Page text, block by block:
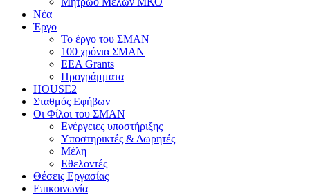
Νέα
Έργο
Το έργο του ΣΜΑΝ
100 χρόνια ΣΜΑΝ
EEA Grants
Προγράμματα
HOUSE2
Σταθμός Εφήβων
Οι Φίλοι του ΣΜΑΝ
Ενέργειες υποστήριξης
Υποστηρικτές & Δωρητές
Μέλη
Εθελοντές
Θέσεις Εργασίας
Επικοινωνία